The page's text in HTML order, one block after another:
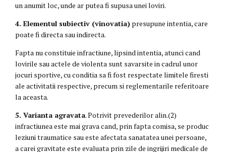
un anumit loc, unde ar putea fi supusa unei loviri.
4. Elementul subiectiv (vinovatia) presupune intentia, care
poate fi directa sau indirecta.
Fapta nu constituie infractiune, lipsind intentia, atunci cand
lovirile sau actele de violenta sunt savarsite in cadrul unor
jocuri sportive, cu conditia sa fi fost respectate limitele firesti
ale activitatii respective, precum si reglementarile referitoare
la aceasta.
5. Varianta agravata. Potrivit prevederilor alin.(2)
infractiunea este mai grava cand, prin fapta comisa, se produc
leziuni traumatice sau este afectata sanatatea unei persoane,
a carei gravitate este evaluata prin zile de ingrijiri medicale de